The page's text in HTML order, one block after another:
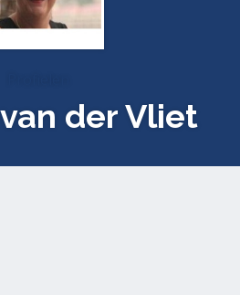
der Vliet